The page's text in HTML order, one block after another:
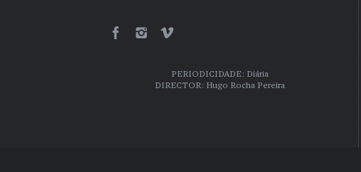
PERIODICIDADE: Diária
DIRECTOR: Hugo Rocha Pereira